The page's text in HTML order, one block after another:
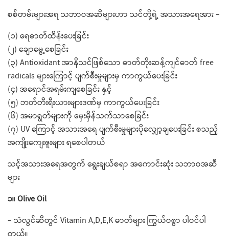
စစ်တမ်းများအရ သဘာဝအဆီ​များဟာ သင်တို့ရဲ့ အသားအ​ရေအား –
(၁) ​ရေဓာတ်ထိန်း​ပေးခြင်း
(၂) ​ချော​မွေ့​စေခြင်း
(၃) Antioxidant အာနိသင်ဖြစ်​သော ဓာတ်တိုးဆန့်ကျင်ဓာတ် free
radicals များကြောင့် ပျက်စီးမှုများမှ ကာကွယ်​ပေးခြင်း
(၄) အ​ရောင်အရမ်းကျ​စေခြင်း နှင့်
(၅) ဘတ်တီးရီးယားများဒဏ်မှ ကာကွယ်​ပေးခြင်း
(၆) အမာရွတ်များကို ​မှေးမှိန်​သက်သာ​စေခြင်း
(၇) UV ​ကြောင့် အသားအ​ရေ ပျက်စီးမှုများပို​လျှော့ချ​ပေးခြင်း စသည့်
အကျိုး​ကျေးဇူးများ ရ​​စေပါတယ်
သင့်အသားအ​ရေအတွက် ​ရွေးချယ်စရာ အ​ကောင်းဆုံး သဘာဝအဆီ
များ
၁။ Olive Oil
– သံလွင်ဆီတွင် Vitamin A,D,E,K ဓာတ်များ ကြွယ်ဝစွာ ပါဝင်ပါ
တယ်။